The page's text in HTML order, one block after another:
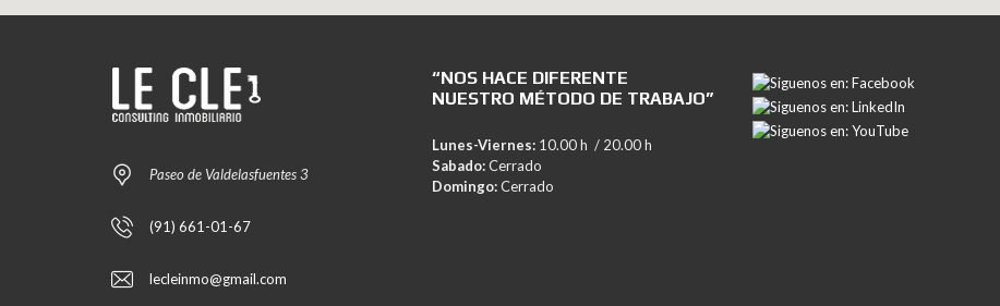
Paseo de Valdelasfuentes 3
(91) 661-01-67
lecleinmo@gmail.com
“NOS HACE DIFERENTE
NUESTRO MÉTODO DE TRABAJO”
Lunes-Viernes: 10.00 h / 20.00 h
Sabado:Cerrado
Domingo:Cerrado